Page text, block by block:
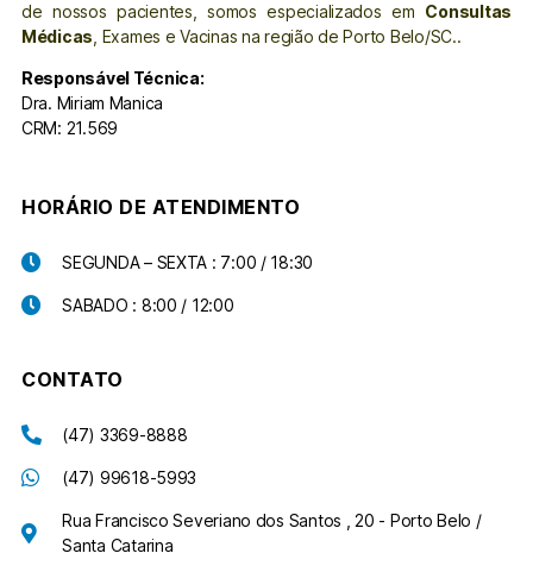
de nossos pacientes, somos especializados em Consultas
Médicas , Exames e Vacinas na região de Porto Belo/SC..
Responsável Técnica:
Dra. Miriam Manica
CRM: 21.569
HORÁRIO DE ATENDIMENTO
SEGUNDA – SEXTA : 7:00 / 18:30
SABADO : 8:00 / 12:00
CONTATO
(47) 3369-8888
(47) 99618-5993
Rua Francisco Severiano dos Santos , 20 - Porto Belo /
Santa Catarina